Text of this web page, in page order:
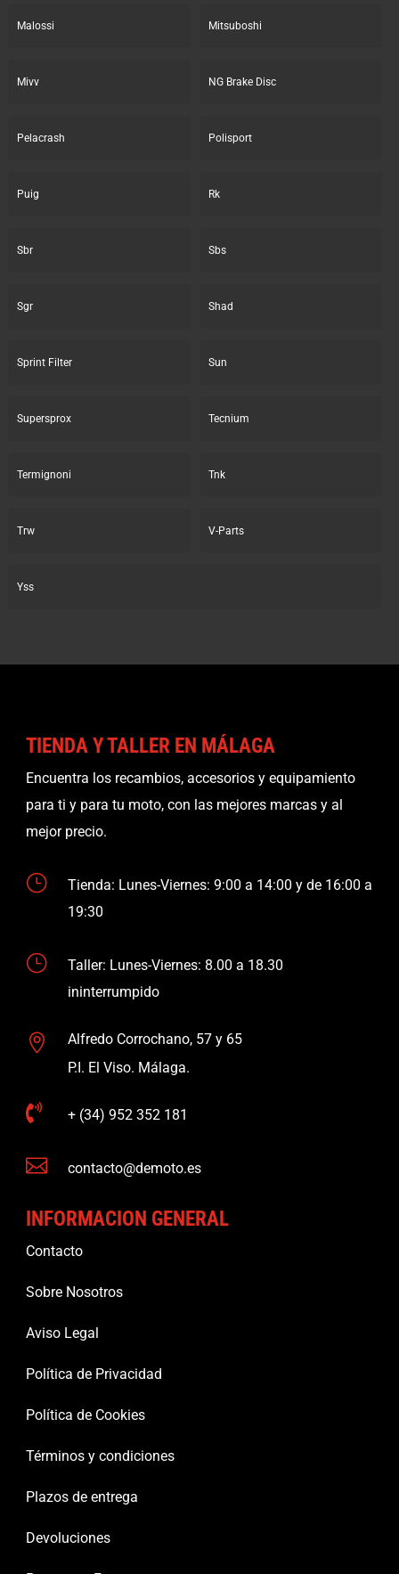
Malossi Mitsuboshi
Mivv NG Brake Disc
Pelacrash Polisport
Puig Rk
Sbr Sbs
Sgr Shad
Sprint Filter Sun
Supersprox Tecnium
Termignoni Tnk
Trw V-Parts
Yss
TIENDA Y TALLER EN MÁLAGA
Encuentra los recambios, accesorios y equipamiento
para ti y para tu moto, con las mejores marcas y al
mejor precio.
}
Tienda: Lunes-Viernes: 9:00 a 14:00 y de 16:00 a
19:30
}
Taller: Lunes-Viernes: 8.00 a 18.30
ininterrumpido

Alfredo Corrochano, 57 y 65
P.I. El Viso. Málaga.
 + (34) 952 352 181
 contacto@demoto.es
INFORMACION GENERAL
Contacto
Sobre Nosotros
Aviso Legal
Política de Privacidad
Política de Cookies
Términos y condiciones
Plazos de entrega
Devoluciones